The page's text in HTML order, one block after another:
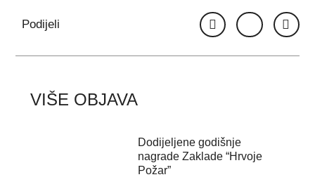
Podijeli
VIŠE OBJAVA
Dodijeljene godišnje
nagrade Zaklade “Hrvoje
Požar”